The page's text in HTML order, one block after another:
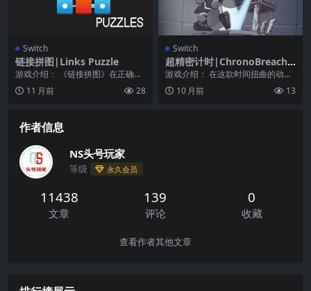
Switch
链接拼图|Links Puzzle
游戏介绍： 《链接拼图》在正确位
置旋转、移动或滑动链接以链接所
有部件并完成板！易...
11 月前 28
Switch
超精密计时|ChronoBreach
Ultra中文
游戏介绍： 在这款时间扭曲的动作
平台游戏中，穿越危险的关卡、扭
曲时间、摧毁敌人!...
10 月前 13
作者信息
NS头号玩家
等级 永久会员
11438
文章
139
评论
0
收藏
查看作者其他文章